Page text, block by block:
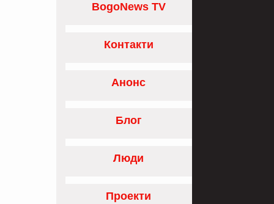
BogoNews TV
Контакти
Анонс
Блог
Люди
Проекти